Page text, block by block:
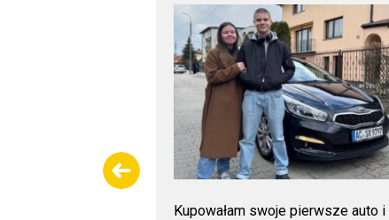
Kupowałam swoje pierwsze auto i